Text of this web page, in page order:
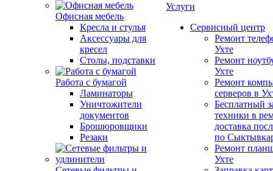
Офисная мебель
Кресла и стулья
Аксессуары для
кресел
Столы, подставки
Работа с бумагой
Ламинаторы
Уничтожители
документов
Брошюровщики
Резаки
Услуги
Сервисный центр
Ремонт
Ухте
Ремонт
Ухте
Ремонт
серверов в
Бесплатный
техники в
доставка
по
Ремонт
Ухте